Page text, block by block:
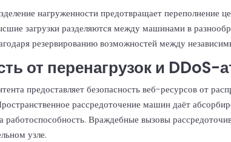
нагруженности предотвращает переполнение
загрузки разделяются между машинами в
резервированию возможностей между
от перенагрузок и DDoS-
предоставляет безопасность веб-ресурсов от
рассредоточение машин даёт
работоспособность. Враждебные вызовы
узле.